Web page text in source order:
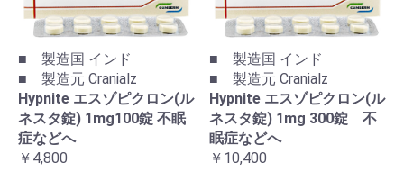
■ 製造国 インド
■ 製造元 Cranialz
Hypnite エスゾピクロン(ル
ネスタ錠) 1mg100錠 不眠
症などへ
￥4,800
■ 製造国 インド
■ 製造元 Cranialz
Hypnite エスゾピクロン(ル
ネスタ錠) 1mg 300錠 不
眠症などへ
￥10,400